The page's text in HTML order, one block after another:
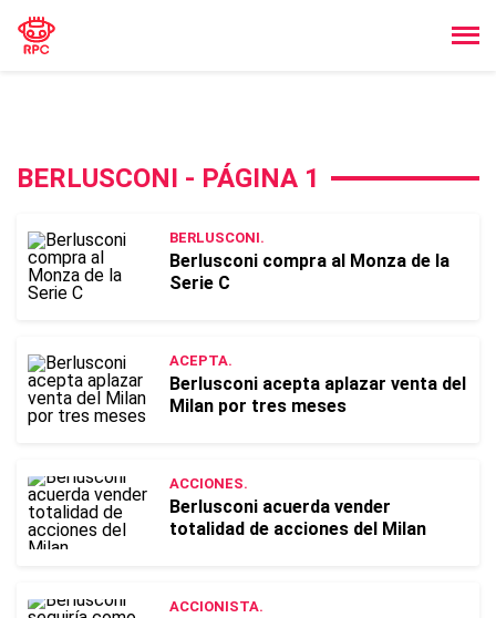
BERLUSCONI - PÁGINA 1
BERLUSCONI.
Berlusconi compra al Monza de la
Serie C
ACEPTA.
Berlusconi acepta aplazar venta del
Milan por tres meses
ACCIONES.
Berlusconi acuerda vender
totalidad de acciones del Milan
ACCIONISTA.